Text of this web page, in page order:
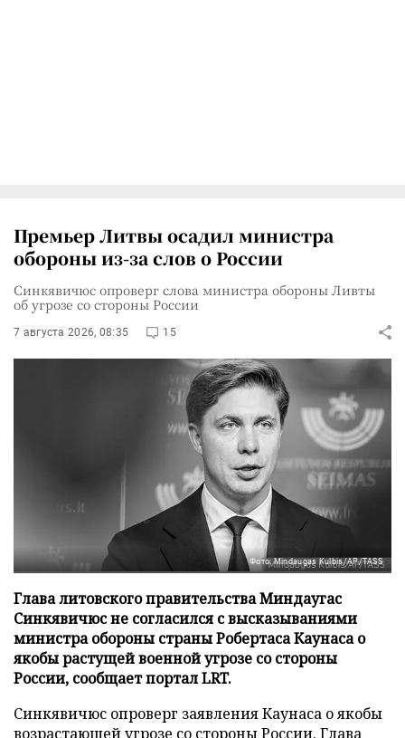
Премьер Литвы осадил министра
обороны из-за слов о России
Синкявичюс опроверг слова министра обороны Ливты
об угрозе со стороны России
7 августа 2026, 08:35 15
Фото: Mindaugas Kulbis/AP/TASS
Глава литовского правительства Миндаугас
Синкявичюс не согласился с высказываниями
министра обороны страны Робертаса Каунаса о
якобы растущей военной угрозе со стороны
России, сообщает портал LRT.
Синкявичюс опроверг заявления Каунаса о якобы
возрастающей угрозе со стороны России. Глава